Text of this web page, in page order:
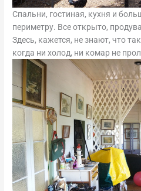
Спальни, гостиная, кухня и
периметру. Все открыто,
Здесь, кажется, не знают, что
когда ни холод, ни комар не